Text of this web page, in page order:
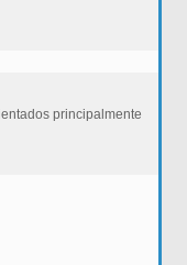
principalmente